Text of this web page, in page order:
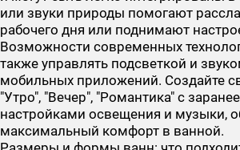
или звуки природы помогают
рабочего дня или поднимают
Возможности современных
также управлять подсветкой и
мобильных приложений. Создайте
"Утро", "Вечер", "Романтика" с
настройками освещения и музыки,
максимальный комфорт в ванной.